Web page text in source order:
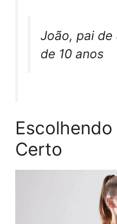
João, pai de
de 10 anos
Certo